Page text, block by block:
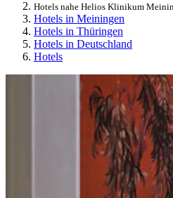
Hotels nahe Helios Klinikum
Hotels in Meiningen
Hotels in Thüringen
Hotels in Deutschland
Hotels